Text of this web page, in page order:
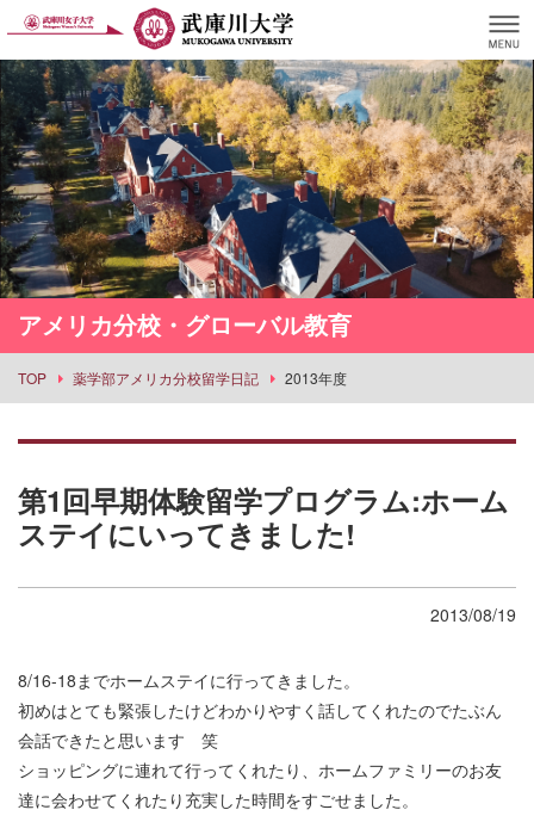
アメリカ分校・グローバル教育
TOP 薬学部アメリカ分校留学日記 2013年度
第1回早期体験留学プログラム:ホーム
ステイにいってきました!
2013/08/19
8/16-18までホームステイに行ってきました。
初めはとても緊張したけどわかりやすく話してくれたのでたぶん
会話できたと思います 笑
ショッピングに連れて行ってくれたり、ホームファミリーのお友
達に会わせてくれたり充実した時間をすごせました。